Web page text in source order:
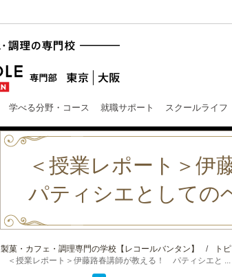
学べる分野・コース 就職サポート スクールライフ
＜授業レポート＞伊
パティシエとしての
製菓・カフェ・調理専門の学校【レコールバンタン】 / ト
＜授業レポート＞伊藤路春講師が教える！ パティシエと ...